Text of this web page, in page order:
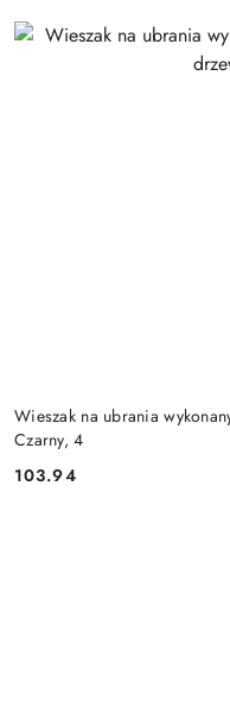
Wieszak na ubrania
Czarny, 4
Cena:
103.94